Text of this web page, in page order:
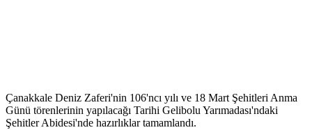
Çanakkale Deniz Zaferi'nin 106'ncı yılı ve 18 Mart Şehitleri Anma
Günü törenlerinin yapılacağı Tarihi Gelibolu Yarımadası'ndaki
Şehitler Abidesi'nde hazırlıklar tamamlandı.